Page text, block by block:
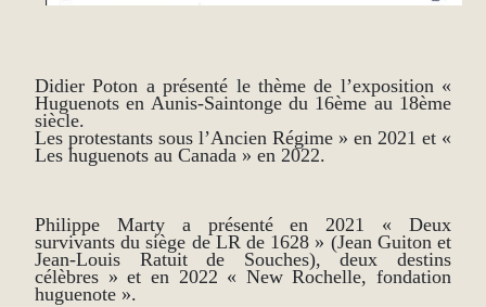
Didier Poton a présenté le thème de l’exposition «
Huguenots en Aunis-Saintonge du 16ème au 18ème
siècle.
Les protestants sous l’Ancien Régime » en 2021 et «
Les huguenots au Canada » en 2022.
Philippe Marty a présenté en 2021 « Deux
survivants du siège de LR de 1628 » (Jean Guiton et
Jean-Louis Ratuit de Souches), deux destins
célèbres » et en 2022 « New Rochelle, fondation
huguenote ».